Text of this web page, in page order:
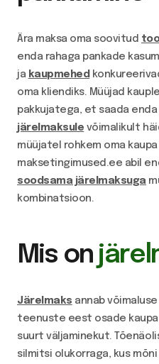
Ära maksa oma soovitud
enda rahaga pankade
ja kaupmehed
oma kliendiks. Müüjad
pakkujatega, et saada
järelmaksule võimalikult
müüjatel rohkem oma kaupa
maksetingimused.ee abil
soodsama järelmaksuga
kombinatsioon.
Mis on
Järelmaks annab
teenuste eest osade
suurt väljaminekut.
silmitsi olukorraga, kus